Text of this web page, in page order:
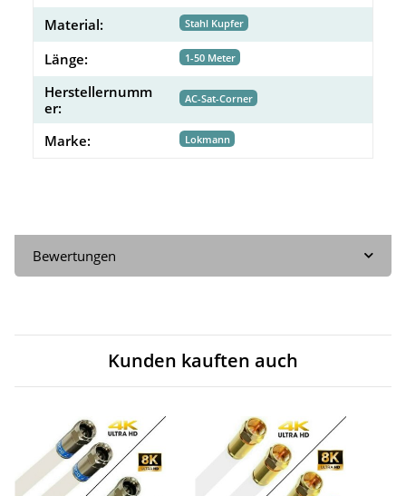
Material: Stahl Kupfer
Länge: 1-50 Meter
Herstellernumm
er:
AC-Sat-Corner
Marke: Lokmann
Bewertungen
Kunden kauften auch